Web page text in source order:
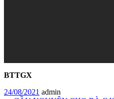
BTTGX
24/08/2021 admin